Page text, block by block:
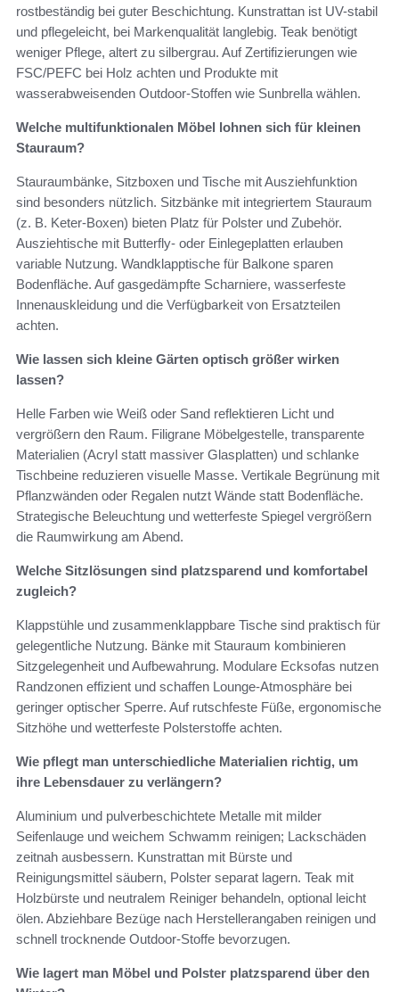
rostbeständig bei guter Beschichtung. Kunstrattan ist UV-stabil
und pflegeleicht, bei Markenqualität langlebig. Teak benötigt
weniger Pflege, altert zu silbergrau. Auf Zertifizierungen wie
FSC/PEFC bei Holz achten und Produkte mit
wasserabweisenden Outdoor-Stoffen wie Sunbrella wählen.
Welche multifunktionalen Möbel lohnen sich für kleinen
Stauraum?
Stauraumbänke, Sitzboxen und Tische mit Ausziehfunktion
sind besonders nützlich. Sitzbänke mit integriertem Stauraum
(z. B. Keter-Boxen) bieten Platz für Polster und Zubehör.
Ausziehtische mit Butterfly- oder Einlegeplatten erlauben
variable Nutzung. Wandklapptische für Balkone sparen
Bodenfläche. Auf gasgedämpfte Scharniere, wasserfeste
Innenauskleidung und die Verfügbarkeit von Ersatzteilen
achten.
Wie lassen sich kleine Gärten optisch größer wirken
lassen?
Helle Farben wie Weiß oder Sand reflektieren Licht und
vergrößern den Raum. Filigrane Möbelgestelle, transparente
Materialien (Acryl statt massiver Glasplatten) und schlanke
Tischbeine reduzieren visuelle Masse. Vertikale Begrünung mit
Pflanzwänden oder Regalen nutzt Wände statt Bodenfläche.
Strategische Beleuchtung und wetterfeste Spiegel vergrößern
die Raumwirkung am Abend.
Welche Sitzlösungen sind platzsparend und komfortabel
zugleich?
Klappstühle und zusammenklappbare Tische sind praktisch für
gelegentliche Nutzung. Bänke mit Stauraum kombinieren
Sitzgelegenheit und Aufbewahrung. Modulare Ecksofas nutzen
Randzonen effizient und schaffen Lounge-Atmosphäre bei
geringer optischer Sperre. Auf rutschfeste Füße, ergonomische
Sitzhöhe und wetterfeste Polsterstoffe achten.
Wie pflegt man unterschiedliche Materialien richtig, um
ihre Lebensdauer zu verlängern?
Aluminium und pulverbeschichtete Metalle mit milder
Seifenlauge und weichem Schwamm reinigen; Lackschäden
zeitnah ausbessern. Kunstrattan mit Bürste und
Reinigungsmittel säubern, Polster separat lagern. Teak mit
Holzbürste und neutralem Reiniger behandeln, optional leicht
ölen. Abziehbare Bezüge nach Herstellerangaben reinigen und
schnell trocknende Outdoor-Stoffe bevorzugen.
Wie lagert man Möbel und Polster platzsparend über den